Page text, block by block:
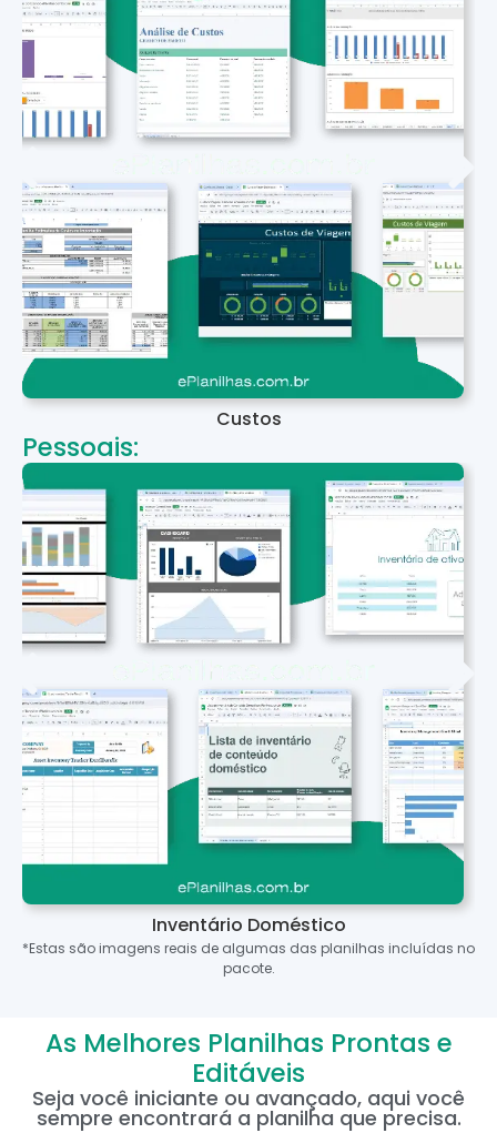
Custos
Pessoais:
Inventário Doméstico
*Estas são imagens reais de algumas das planilhas incluídas no
pacote.
As Melhores Planilhas Prontas e
Editáveis
Seja você iniciante ou avançado, aqui você
sempre encontrará a planilha que precisa.